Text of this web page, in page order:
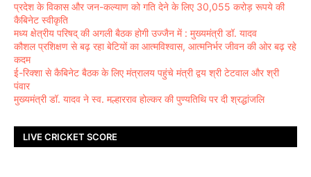
प्रदेश के विकास और जन-कल्याण को गति देने के लिए 30,055 करोड़ रूपये की
कैबिनेट स्वीकृति
मध्य क्षेत्रीय परिषद् की अगली बैठक होगी उज्जैन में : मुख्यमंत्री डॉ. यादव
कौशल प्रशिक्षण से बढ़ रहा बेटियों का आत्मविश्वास, आत्मनिर्भर जीवन की ओर बढ़ रहे
कदम
ई-रिक्शा से कैबिनेट बैठक के लिए मंत्रालय पहुंचे मंत्री द्वय श्री टेटवाल और श्री
पंवार
मुख्यमंत्री डॉ. यादव ने स्व. मल्हारराव होल्कर की पुण्यतिथि पर दी श्रद्धांजलि
LIVE CRICKET SCORE